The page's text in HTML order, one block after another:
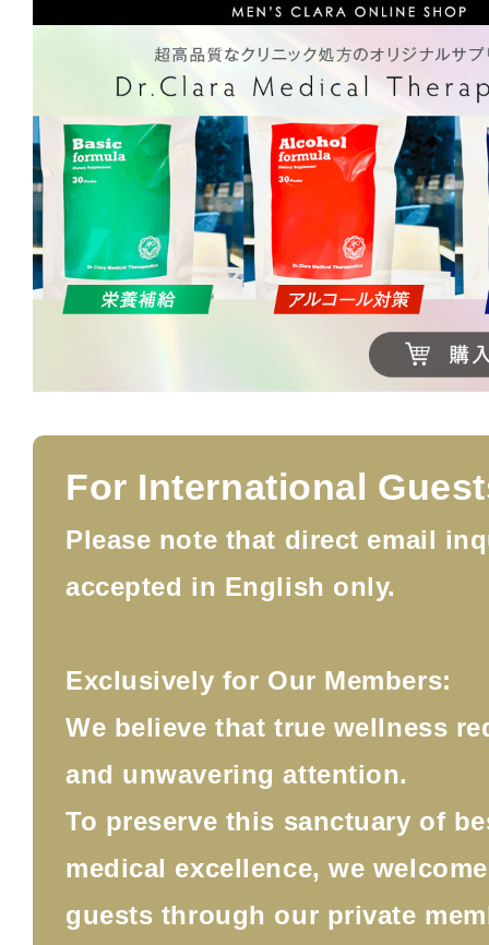
For International
Please note that direct email
accepted in English only.
Exclusively for Our Members:
We believe that true wellness
and unwavering attention.
To preserve this sanctuary of
medical excellence, we
guests through our private